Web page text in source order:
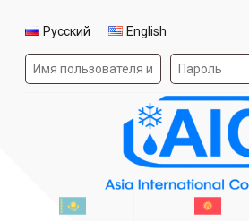
Выбор языка
Русский English
Форма авторизации
Казахстан г. Алматы